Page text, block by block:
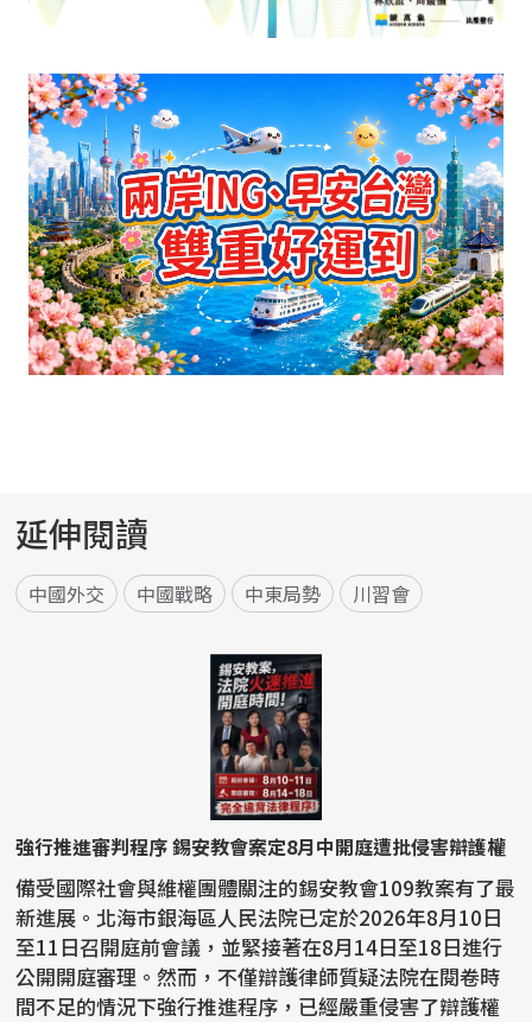
延伸閱讀
中國外交 中國戰略 中東局勢 川習會
強行推進審判程序 錫安教會案定8月中開庭遭批侵害辯護權
備受國際社會與維權團體關注的錫安教會109教案有了最
新進展。北海市銀海區人民法院已定於2026年8月10日
至11日召開庭前會議，並緊接著在8月14日至18日進行
公開開庭審理。然而，不僅辯護律師質疑法院在閱卷時
間不足的情況下強行推進程序，已經嚴重侵害了辯護權